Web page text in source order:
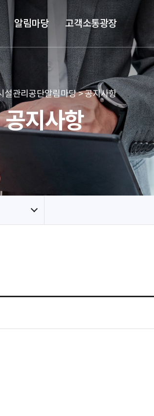
알림마당 고객소통광장
설관리공단알림마당 > 공지사항
공지사항